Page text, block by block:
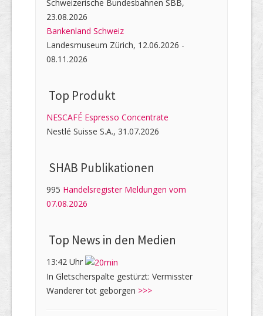
Schweizerische Bundesbahnen SBB,
23.08.2026
Bankenland Schweiz
Landesmuseum Zürich, 12.06.2026 -
08.11.2026
Top Produkt
NESCAFÉ Espresso Concentrate
Nestlé Suisse S.A., 31.07.2026
SHAB Publi­kati­onen
995 Handelsregister Meldungen vom
07.08.2026
Top News in den Medien
13:42 Uhr
In Gletscherspalte gestürzt: Vermisster
Wanderer tot geborgen >>>